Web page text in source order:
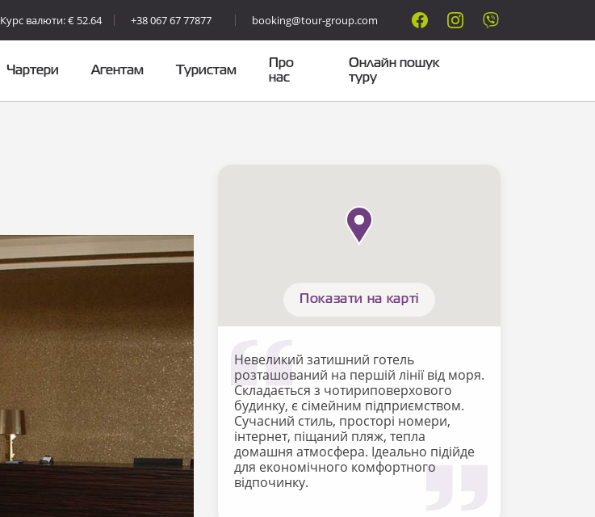
Курс валюти: € 52.64 +38 067 67 77877 booking@tour-group.com
Чартери Агентам Туристам
Про
нас
Онлайн пошук
туру
Показати на карті
Невеликий затишний готель
розташований на першій лінії від моря.
Складається з чотириповерхового
будинку, є сімейним підприємством.
Сучасний стиль, просторі номери,
інтернет, піщаний пляж, тепла
домашня атмосфера. Ідеально підійде
для економічного комфортного
відпочинку.